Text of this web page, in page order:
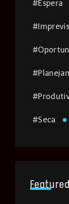
Espera
#
#
#
#
#
Seca
#